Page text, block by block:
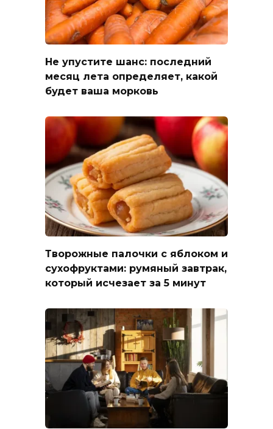
Не упустите шанс: последний
месяц лета определяет, какой
будет ваша морковь
Творожные палочки с яблоком и
сухофруктами: румяный завтрак,
который исчезает за 5 минут